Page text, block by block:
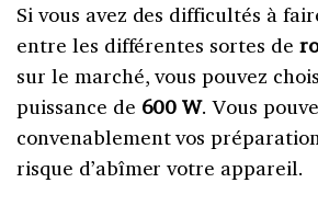
Si vous avez des difficultés à
entre les différentes sortes de
sur le marché, vous pouvez
puissance de 600 W. Vous
convenablement vos
risque d’abîmer votre appareil.